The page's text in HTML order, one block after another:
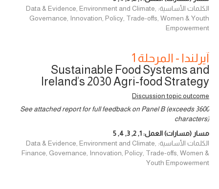
الكلمات الأساسية: Data & Evidence, Environment and Climate,
Governance, Innovation, Policy, Trade-offs, Women & Youth
Empowerment
آيرلندا - المرحلة 1
Sustainable Food Systems and
Ireland’s 2030 Agri-food Strategy
Discussion topic outcome
See attached report for full feedback on Panel B (exceeds 3600
characters)
مسار (مسارات) العمل:1
,
2
,
3
,
4
,
5
الكلمات الأساسية: Data & Evidence, Environment and Climate,
Finance, Governance, Innovation, Policy, Trade-offs, Women &
Youth Empowerment